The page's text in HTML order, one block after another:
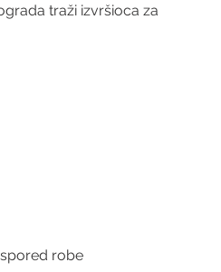
traži izvršioca za
robe